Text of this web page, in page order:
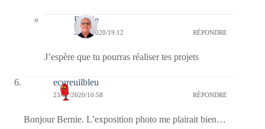
Bernie
23/07/2020/19:12 RÉPONDRE
J’espère que tu pourras réaliser tes projets
ecureuilbleu
23/07/2020/10:58 RÉPONDRE
Bonjour Bernie. L’exposition photo me plairait bien…